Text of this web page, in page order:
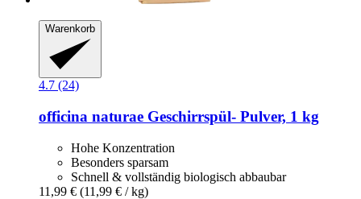
Warenkorb
4.7 (24)
officina naturae Geschirrspül-​ Pulver, 1 kg
Hohe Konzentration
Besonders sparsam
Schnell & vollständig biologisch abbaubar
11,99 € (11,99 € / kg)